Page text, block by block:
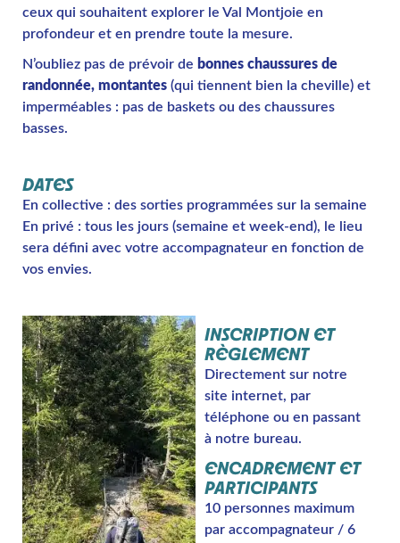
ceux qui souhaitent explorer le Val Montjoie en
profondeur et en prendre toute la mesure.
N’oubliez pas de prévoir de bonnes chaussures de
randonnée, montantes (qui tiennent bien la cheville) et
imperméables : pas de baskets ou des chaussures
basses.
DATES
En collective : des sorties programmées sur la semaine
En privé : tous les jours (semaine et week-end), le lieu
sera défini avec votre accompagnateur en fonction de
vos envies.
INSCRIPTION ET
RÈGLEMENT
Directement sur notre
site internet, par
téléphone ou en passant
à notre bureau.
ENCADREMENT ET
PARTICIPANTS
10 personnes maximum
par accompagnateur / 6